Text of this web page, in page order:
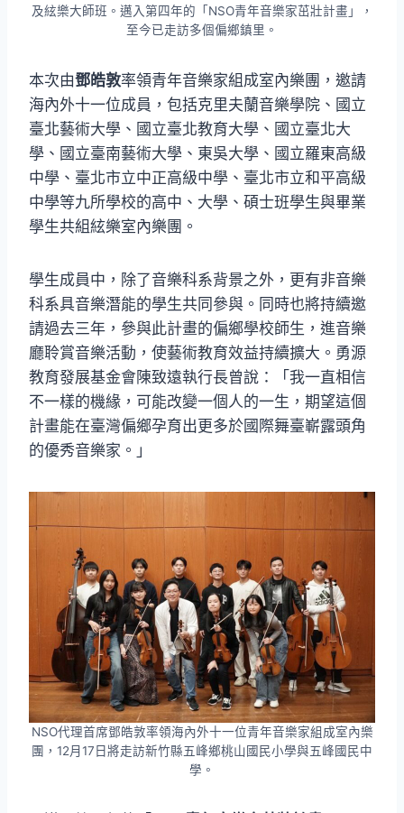
及絃樂大師班。邁入第四年的「NSO青年音樂家茁壯計畫」，
至今已走訪多個偏鄉鎮里。
本次由鄧皓敦率領青年音樂家組成室內樂團，邀請
海內外十一位成員，包括克里夫蘭音樂學院、國立
臺北藝術大學、國立臺北教育大學、國立臺北大
學、國立臺南藝術大學、東吳大學、國立羅東高級
中學、臺北市立中正高級中學、臺北市立和平高級
中學等九所學校的高中、大學、碩士班學生與畢業
學生共組絃樂室內樂團。
學生成員中，除了音樂科系背景之外，更有非音樂
科系具音樂潛能的學生共同參與。同時也將持續邀
請過去三年，參與此計畫的偏鄉學校師生，進音樂
廳聆賞音樂活動，使藝術教育效益持續擴大。勇源
教育發展基金會陳致遠執行長曾說：「我一直相信
不一樣的機緣，可能改變一個人的一生，期望這個
計畫能在臺灣偏鄉孕育出更多於國際舞臺嶄露頭角
的優秀音樂家。」
NSO代理首席鄧皓敦率領海內外十一位青年音樂家組成室內樂
團，12月17日將走訪新竹縣五峰鄉桃山國民小學與五峰國民中
學。